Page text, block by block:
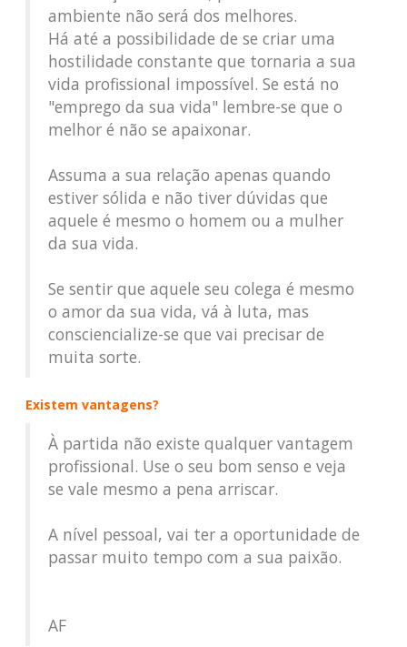
ambiente não será dos melhores.
Há até a possibilidade de se criar uma
hostilidade constante que tornaria a sua
vida profissional impossível. Se está no
"emprego da sua vida" lembre-se que o
melhor é não se apaixonar.
Assuma a sua relação apenas quando
estiver sólida e não tiver dúvidas que
aquele é mesmo o homem ou a mulher
da sua vida.
Se sentir que aquele seu colega é mesmo
o amor da sua vida, vá à luta, mas
consciencialize-se que vai precisar de
muita sorte.
Existem vantagens?
À partida não existe qualquer vantagem
profissional. Use o seu bom senso e veja
se vale mesmo a pena arriscar.
A nível pessoal, vai ter a oportunidade de
passar muito tempo com a sua paixão.
AF